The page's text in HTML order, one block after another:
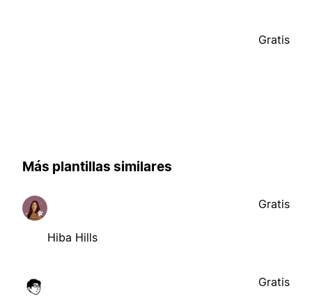
Gratis
Más plantillas similares
Hiba Hills
Gratis
Gratis